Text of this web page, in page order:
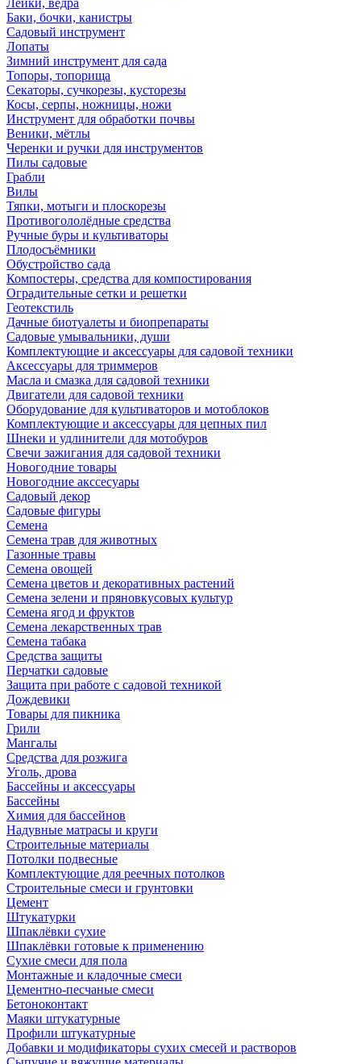
Лейки, ведра
Баки, бочки, канистры
Садовый инструмент
Лопаты
Зимний инструмент для сада
Топоры, топорища
Секаторы, сучкорезы, кусторезы
Косы, серпы, ножницы, ножи
Инструмент для обработки почвы
Веники, мётлы
Черенки и ручки для инструментов
Пилы садовые
Грабли
Вилы
Тяпки, мотыги и плоскорезы
Противогололёдные средства
Ручные буры и культиваторы
Плодосъёмники
Обустройство сада
Компостеры, средства для компостирования
Оградительные сетки и решетки
Геотекстиль
Дачные биотуалеты и биопрепараты
Садовые умывальники, души
Комплектующие и аксессуары для садовой техники
Аксессуары для триммеров
Масла и смазка для садовой техники
Двигатели для садовой техники
Оборудование для культиваторов и мотоблоков
Комплектующие и аксессуары для цепных пил
Шнеки и удлинители для мотобуров
Свечи зажигания для садовой техники
Новогодние товары
Новогодние акссесуары
Садовый декор
Садовые фигуры
Семена
Семена трав для животных
Газонные травы
Семена овощей
Семена цветов и декоративных растений
Семена зелени и пряновкусовых культур
Семена ягод и фруктов
Семена лекарственных трав
Семена табака
Средства защиты
Перчатки садовые
Защита при работе с садовой техникой
Дождевики
Товары для пикника
Грили
Мангалы
Средства для розжига
Уголь, дрова
Бассейны и аксессуары
Бассейны
Химия для бассейнов
Надувные матрасы и круги
Строительные материалы
Потолки подвесные
Комплектующие для реечных потолков
Строительные смеси и грунтовки
Цемент
Штукатурки
Шпаклёвки сухие
Шпаклёвки готовые к применению
Сухие смеси для пола
Монтажные и кладочные смеси
Цементно-песчаные смеси
Бетоноконтакт
Маяки штукатурные
Профили штукатурные
Добавки и модификаторы сухих смесей и растворов